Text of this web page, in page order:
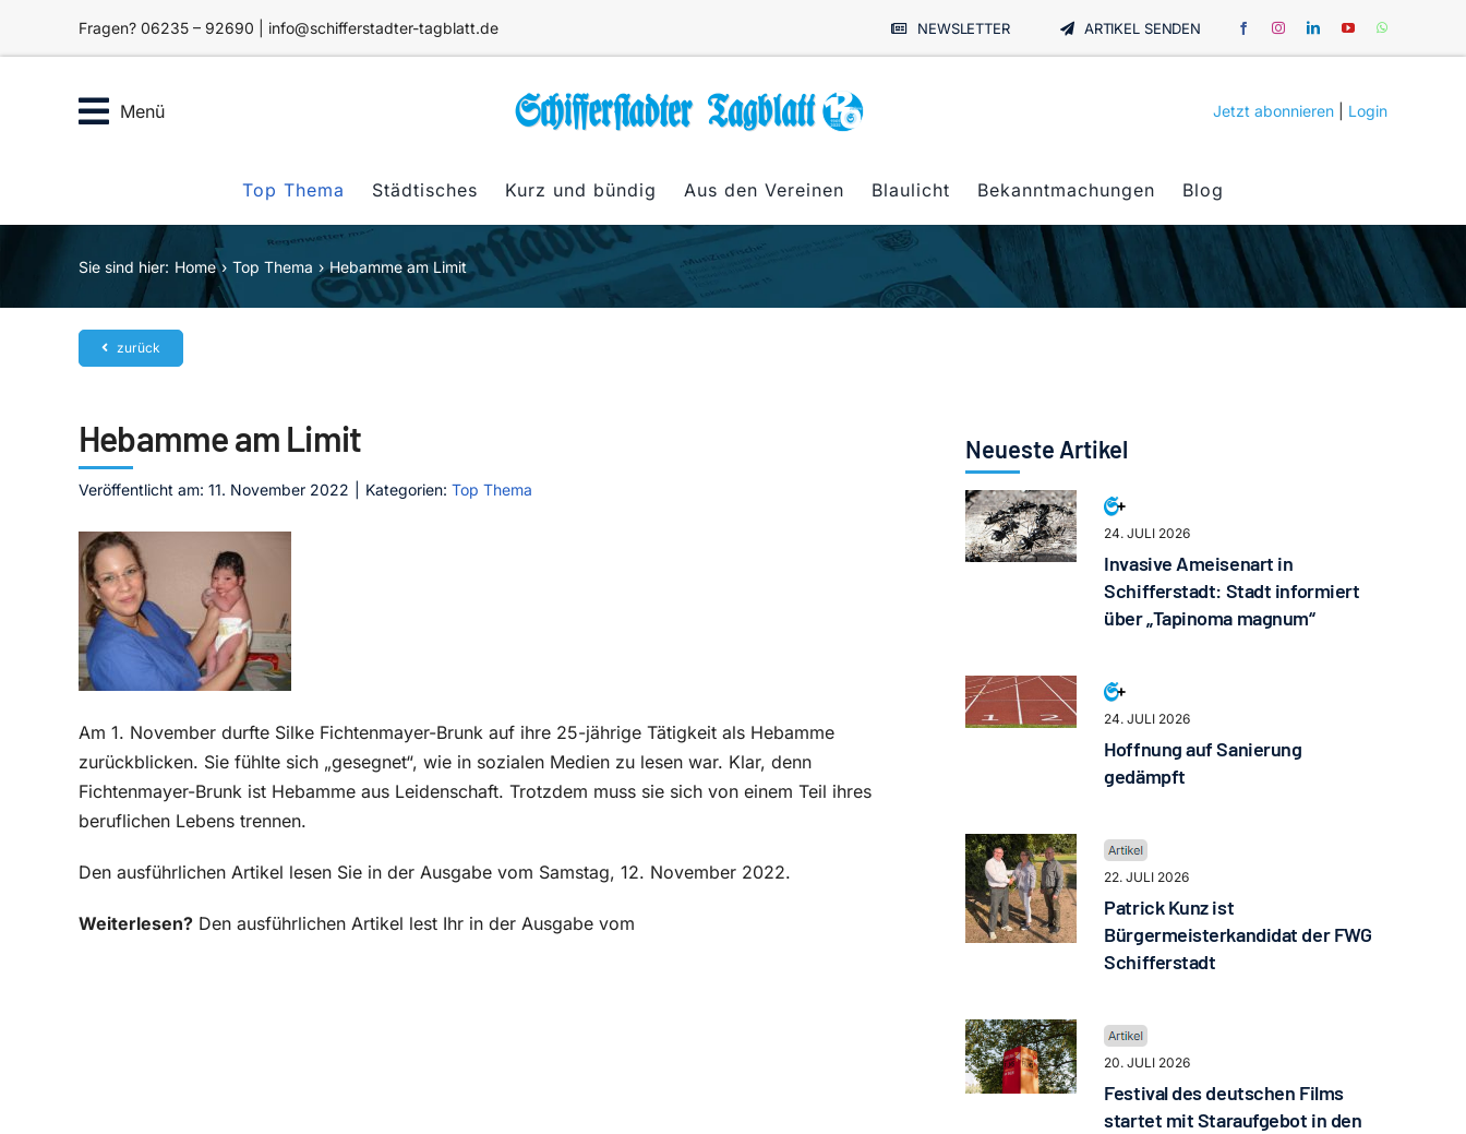
Fragen? 06235 – 92690 | info@schifferstadter-tagblatt.de NEWSLETTER ARTIKEL SENDEN
Menü Jetzt abonnieren Login
Top Thema Städtisches Kurz und bündig Aus den Vereinen Blaulicht Bekanntmachungen Blog
Sie sind hier: Home Top Thema Hebamme am Limit
zurück
Hebamme am Limit
Veröffentlicht am: 11. November 2022 Kategorien: Top Thema
Am 1. November durfte Silke Fichtenmayer-Brunk auf ihre 25-jährige Tätigkeit als Hebamme
zurückblicken. Sie fühlte sich „gesegnet“, wie in sozialen Medien zu lesen war. Klar, denn
Fichtenmayer-Brunk ist Hebamme aus Leidenschaft. Trotzdem muss sie sich von einem Teil ihres
beruflichen Lebens trennen.
Den ausführlichen Artikel lesen Sie in der Ausgabe vom Samstag, 12. November 2022.
Weiterlesen? Den ausführlichen Artikel lest Ihr in der Ausgabe vom
Neueste Artikel
24. JULI 2026
Invasive Ameisenart in
Schifferstadt: Stadt informiert
über „Tapinoma magnum“
24. JULI 2026
Hoffnung auf Sanierung
gedämpft
22. JULI 2026
Patrick Kunz ist
Bürgermeisterkandidat der FWG
Schifferstadt
20. JULI 2026
Festival des deutschen Films
startet mit Staraufgebot in den